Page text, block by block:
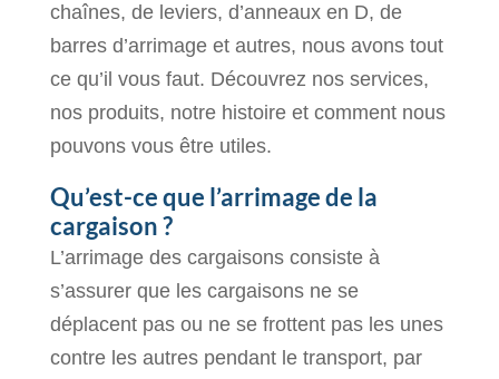
chaînes, de leviers, d’anneaux en D, de
barres d’arrimage et autres, nous avons tout
ce qu’il vous faut. Découvrez nos services,
nos produits, notre histoire et comment nous
pouvons vous être utiles.
Qu’est-ce que l’arrimage de la
cargaison ?
L’arrimage des cargaisons consiste à
s’assurer que les cargaisons ne se
déplacent pas ou ne se frottent pas les unes
contre les autres pendant le transport, par